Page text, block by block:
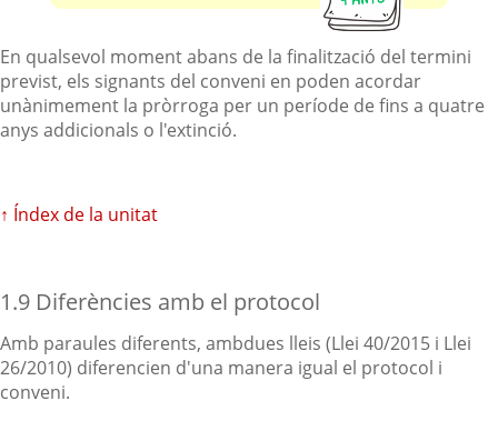
En qualsevol moment abans de la finalització del termini
previst, els signants del conveni en poden acordar
unànimement la pròrroga per un període de fins a quatre
anys addicionals o l'extinció.
↑ Índex de la unitat
1.9 Diferències amb el protocol
Amb paraules diferents, ambdues lleis (Llei 40/2015 i Llei
26/2010) diferencien d'una manera igual el protocol i
conveni.